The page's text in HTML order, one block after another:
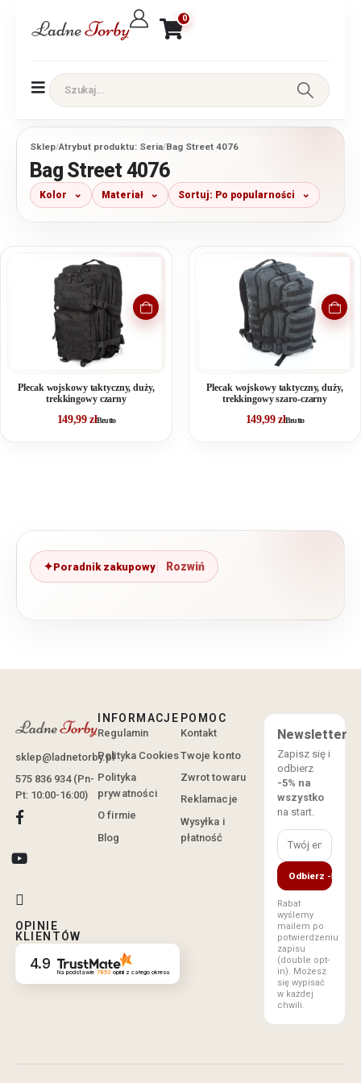
0
Sklep/Atrybut produktu: Seria/Bag Street 4076
Bag Street 4076
Kolor Materiał Sortuj: Po popularności
Plecak wojskowy taktyczny, duży,
trekkingowy czarny
149,99 złBrutto
Plecak wojskowy taktyczny, duży,
trekkingowy szaro-czarny
149,99 złBrutto
Poradnik zakupowy
sklep@ladnetorby.pl
575 836 934 (Pn-
Pt: 10:00-16:00)
OPINIE
KLIENTÓW
4.9 Na podstawie 7853 opinii z całego okresu
INFORMACJE
Regulamin
Polityka Cookies
Polityka
prywatności
O firmie
Blog
POMOC
Kontakt
Twoje konto
Zwrot towaru
Reklamacje
Wysyłka i
płatność
Newsletter
Zapisz się i
odbierz
-5% na
wszystko
na start.
Odbierz -5%
Rabat
wyślemy
mailem po
potwierdzeniu
zapisu
(double opt-
in). Możesz
się wypisać
w każdej
chwili.